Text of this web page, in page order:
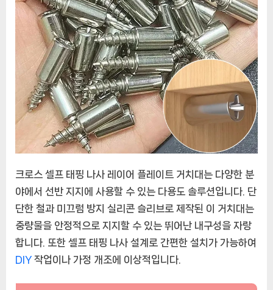
솔
루
션
크로스 셀프 태핑 나사 레이어 플레이트 거치대는 다양한 분
야에서 선반 지지에 사용할 수 있는 다용도 솔루션입니다. 단
단한 철과 미끄럼 방지 실리콘 슬리브로 제작된 이 거치대는
중량물을 안정적으로 지지할 수 있는 뛰어난 내구성을 자랑
합니다. 또한 셀프 태핑 나사 설계로 간편한 설치가 가능하여
DIY 작업이나 가정 개조에 이상적입니다.